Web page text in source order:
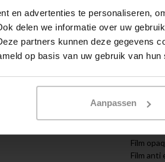
en advertenties te personaliseren,
delen we informatie over uw
partners kunnen deze gegevens
op basis van uw gebruik van hun
Aanpassen
Film
Film
Film
Film
Film anti